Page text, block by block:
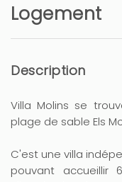
Logement
Description
Villa Molins se
plage de sable Els
C'est une villa
pouvant accueillir